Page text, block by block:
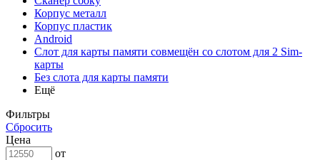
Корпус металл
Корпус пластик
Android
Слот для карты памяти совмещён со слотом для 2 Sim-
карты
Без слота для карты памяти
Ещё
Фильтры
Сбросить
Цена
от